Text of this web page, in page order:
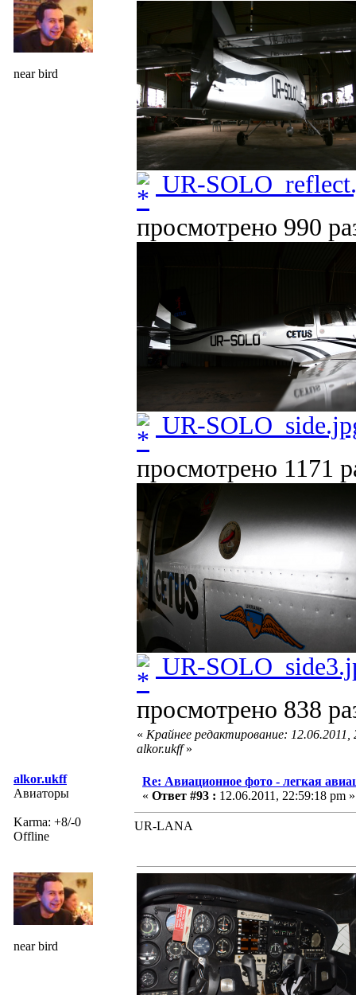
near bird
UR-
просмотрено 990
UR-
просмотрено 1171
UR-
просмотрено 838
« Крайнее редактирование:
alkor.ukff»
alkor.ukff
Авиаторы
Karma: +8/-0
Offline
near bird
Re: Авиационное фото - легкая
« Ответ #93 : 12.06.2011, 22:59:18 pm »
UR-LANA